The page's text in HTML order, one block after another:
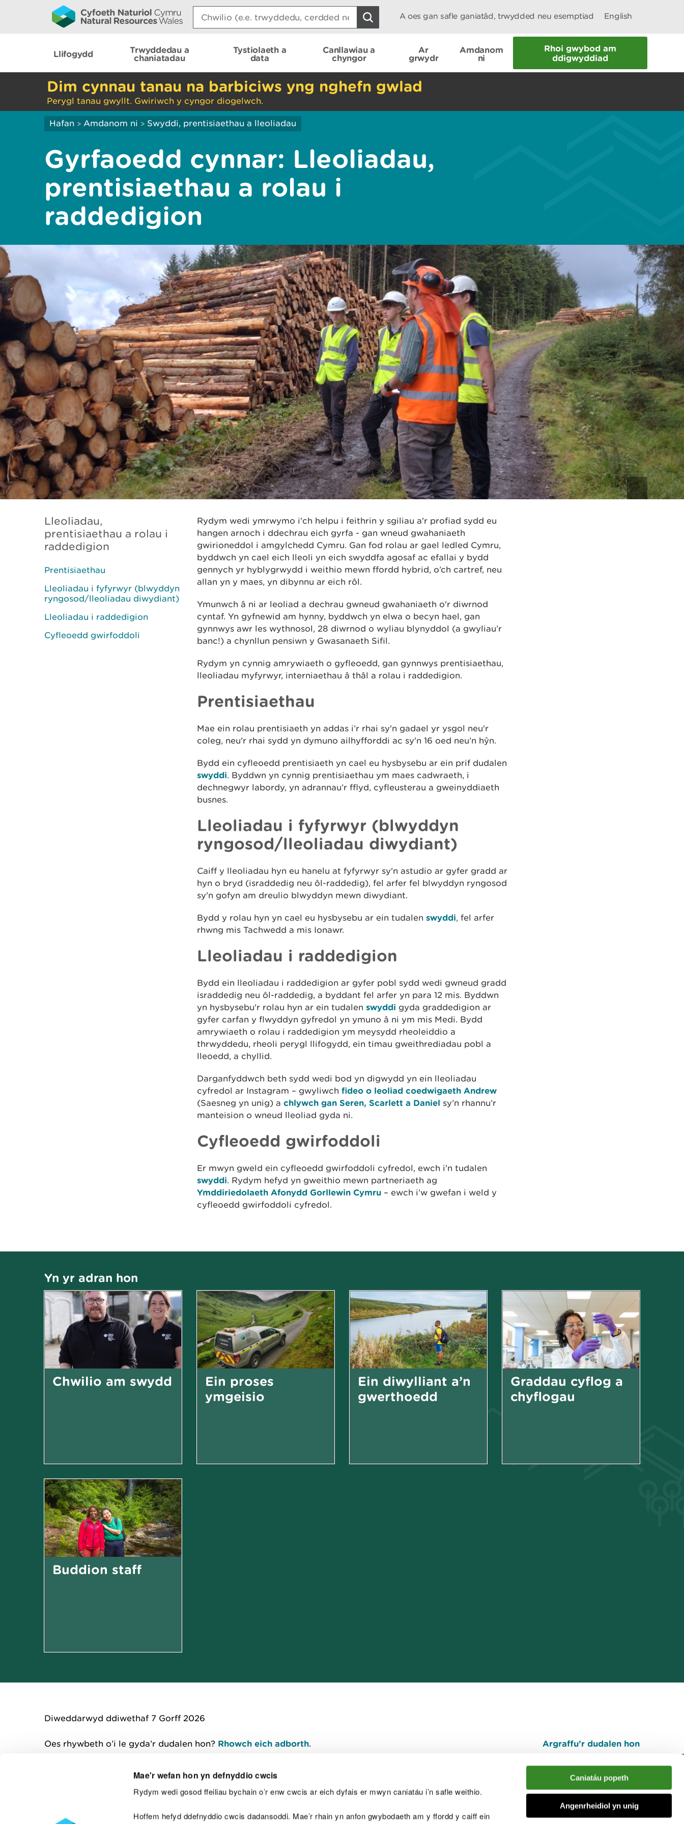
Mae'r wefan hon yn defnyddio cwcis
Rydym wedi gosod ffeiliau bychain o’r enw cwcis ar eich dyfais er mwyn caniatáu i’n safle weithio.
Hoffem hefyd ddefnyddio cwcis dadansoddi. Mae’r rhain yn anfon gwybodaeth am y ffordd y caiff ein
Caniatáu popeth
Angenrheidiol yn unig
Search:
A oes gan safle ganiatâd, trwydded neu esemptiad English
Llifogydd
Trwyddedau a
chaniatadau
Tystiolaeth a
data
Canllawiau a
chyngor
Ar
grwydr
Amdanom
ni
Rhoi gwybod am
ddigwyddiad
Dim cynnau tanau na barbiciws yng nghefn gwlad
Perygl tanau gwyllt. Gwiriwch y cyngor diogelwch.
Hafan > Amdanom ni > Swyddi, prentisiaethau a lleoliadau
Gyrfaoedd cynnar: Lleoliadau,
prentisiaethau a rolau i
raddedigion
Lleoliadau,
prentisiaethau a rolau i
raddedigion
Prentisiaethau
Lleoliadau i fyfyrwyr (blwyddyn
ryngosod/lleoliadau diwydiant)
Lleoliadau i raddedigion
Cyfleoedd gwirfoddoli
Rydym wedi ymrwymo i'ch helpu i feithrin y sgiliau a'r profiad sydd eu
hangen arnoch i ddechrau eich gyrfa - gan wneud gwahaniaeth
gwirioneddol i amgylchedd Cymru. Gan fod rolau ar gael ledled Cymru,
byddwch yn cael eich lleoli yn eich swyddfa agosaf ac efallai y bydd
gennych yr hyblygrwydd i weithio mewn ffordd hybrid, o’ch cartref, neu
allan yn y maes, yn dibynnu ar eich rôl.
Ymunwch â ni ar leoliad a dechrau gwneud gwahaniaeth o'r diwrnod
cyntaf. Yn gyfnewid am hynny, byddwch yn elwa o becyn hael, gan
gynnwys awr les wythnosol, 28 diwrnod o wyliau blynyddol (a gwyliau’r
banc!) a chynllun pensiwn y Gwasanaeth Sifil.
Rydym yn cynnig amrywiaeth o gyfleoedd, gan gynnwys prentisiaethau,
lleoliadau myfyrwyr, interniaethau â thâl a rolau i raddedigion.
Prentisiaethau
Mae ein rolau prentisiaeth yn addas i’r rhai sy'n gadael yr ysgol neu'r
coleg, neu'r rhai sydd yn dymuno ailhyfforddi ac sy'n 16 oed neu’n hŷn.
Bydd ein cyfleoedd prentisiaeth yn cael eu hysbysebu ar ein prif dudalen
swyddi. Byddwn yn cynnig prentisiaethau ym maes cadwraeth, i
dechnegwyr labordy, yn adrannau’r fflyd, cyfleusterau a gweinyddiaeth
busnes.
Lleoliadau i fyfyrwyr (blwyddyn
ryngosod/lleoliadau diwydiant)
Caiff y lleoliadau hyn eu hanelu at fyfyrwyr sy'n astudio ar gyfer gradd ar
hyn o bryd (israddedig neu ôl-raddedig), fel arfer fel blwyddyn ryngosod
sy'n gofyn am dreulio blwyddyn mewn diwydiant.
Bydd y rolau hyn yn cael eu hysbysebu ar ein tudalen swyddi, fel arfer
rhwng mis Tachwedd a mis Ionawr.
Lleoliadau i raddedigion
Bydd ein lleoliadau i raddedigion ar gyfer pobl sydd wedi gwneud gradd
israddedig neu ôl-raddedig, a byddant fel arfer yn para 12 mis. Byddwn
yn hysbysebu'r rolau hyn ar ein tudalen swyddi gyda graddedigion ar
gyfer carfan y flwyddyn gyfredol yn ymuno â ni ym mis Medi. Bydd
amrywiaeth o rolau i raddedigion ym meysydd rheoleiddio a
thrwyddedu, rheoli perygl llifogydd, ein timau gweithrediadau pobl a
lleoedd, a chyllid.
Darganfyddwch beth sydd wedi bod yn digwydd yn ein lleoliadau
cyfredol ar Instagram – gwyliwch fideo o leoliad coedwigaeth Andrew
(Saesneg yn unig) a chlywch gan Seren, Scarlett a Daniel sy’n rhannu’r
manteision o wneud lleoliad gyda ni.
Cyfleoedd gwirfoddoli
Er mwyn gweld ein cyfleoedd gwirfoddoli cyfredol, ewch i'n tudalen
swyddi. Rydym hefyd yn gweithio mewn partneriaeth ag
Ymddiriedolaeth Afonydd Gorllewin Cymru – ewch i’w gwefan i weld y
cyfleoedd gwirfoddoli cyfredol.
Yn yr adran hon
Chwilio am swydd
Ein proses
ymgeisio
Ein diwylliant a’n
gwerthoedd
Graddau cyflog a
chyflogau
Buddion staff
Diweddarwyd ddiwethaf 7 Gorff 2026
Oes rhywbeth o’i le gyda’r dudalen hon? Rhowch eich adborth. Argraffu’r dudalen hon
I fyny